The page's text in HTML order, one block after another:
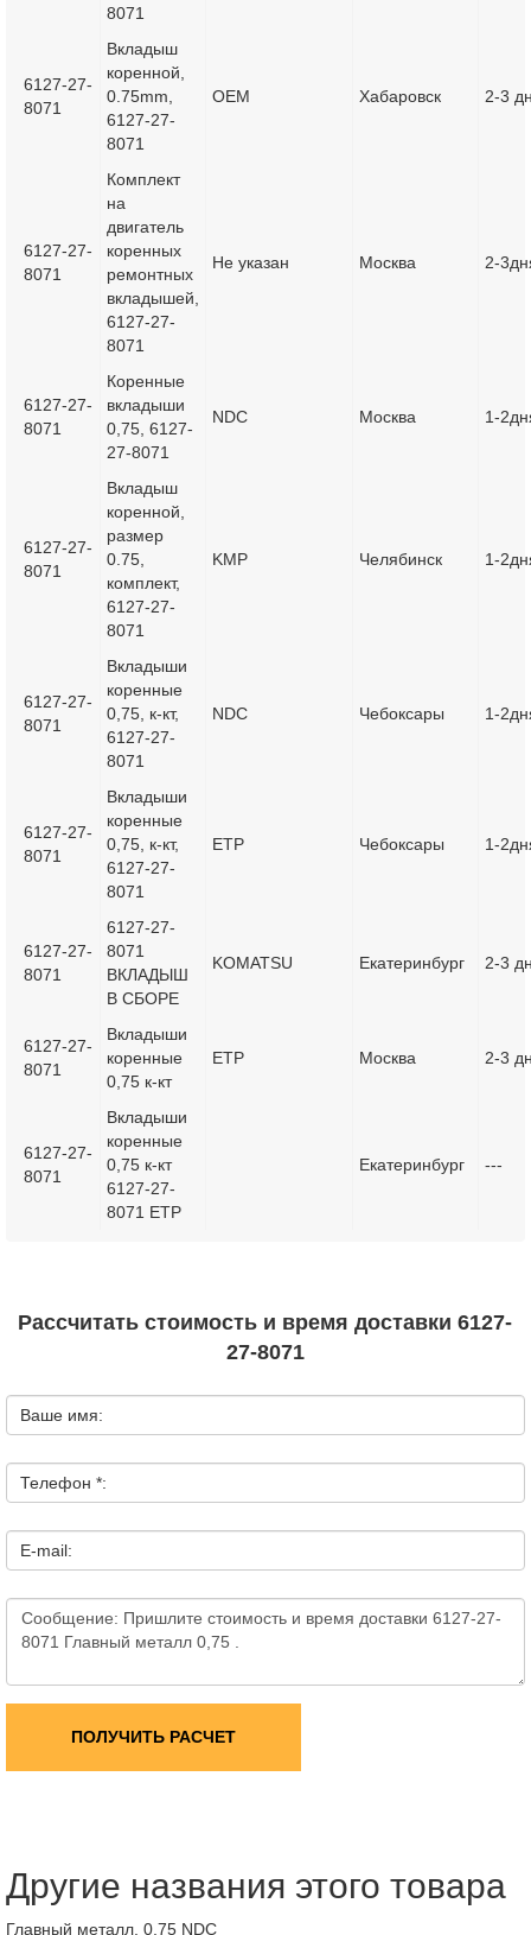
8071
6127-27-
8071
Вкладыш
коренной,
0.75mm,
6127-27-
8071
OEM Хабаровск 2-3
6127-27-
8071
Комплект
на
двигатель
коренных
ремонтных
вкладышей,
6127-27-
8071
Не указан Москва 2-
6127-27-
8071
Коренные
вкладыши
0,75, 6127-
27-8071
NDC Москва 1-
6127-27-
8071
Вкладыш
коренной,
размер
0.75,
комплект,
6127-27-
8071
KMP Челябинск 1-
6127-27-
8071
Вкладыши
коренные
0,75, к-кт,
6127-27-
8071
NDC Чебоксары 1-
6127-27-
8071
Вкладыши
коренные
0,75, к-кт,
6127-27-
8071
ETP Чебоксары 1-
6127-27-
8071
6127-27-
8071
ВКЛАДЫШ
В СБОРЕ
KOMATSU Екатеринбург 2-3
6127-27-
8071
Вкладыши
коренные
0,75 к-кт
ETP Москва 2-3
6127-27-
8071
Вкладыши
коренные
0,75 к-кт
6127-27-
8071 ETP
Екатеринбург ---
Рассчитать стоимость и время доставки 6127-
27-8071
Ваше имя:
Телефон *:
E-mail:
ПОЛУЧИТЬ РАСЧЕТ
Другие названия этого товара
Главный металл, 0,75 NDC